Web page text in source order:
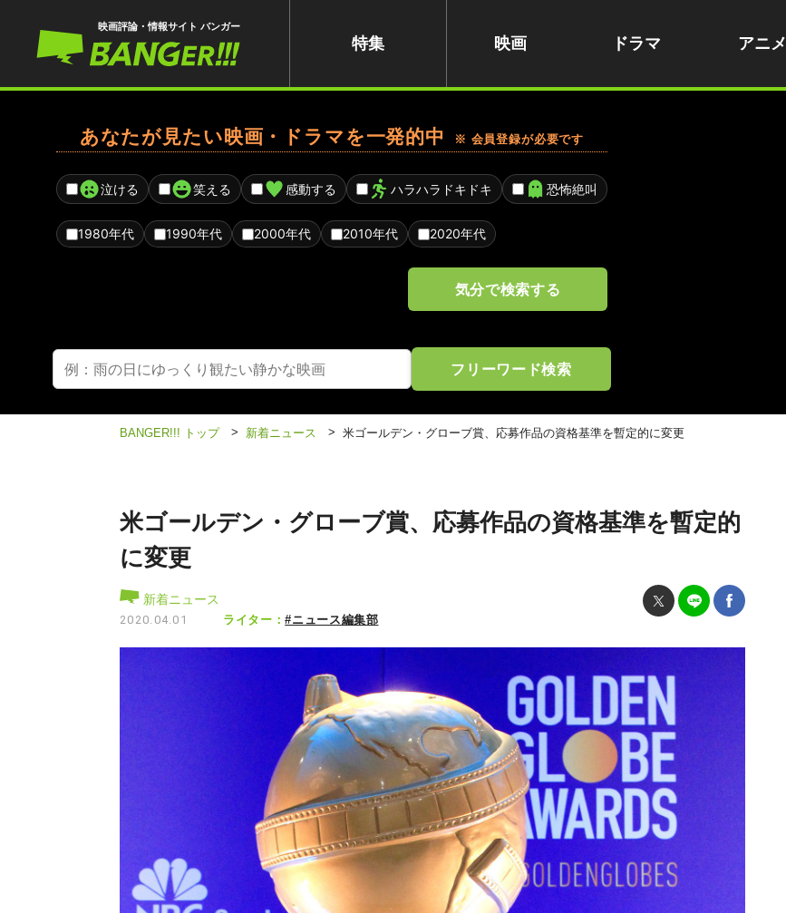
映画評論・情報サイト バンガー
特集 映画 ドラマ アニメ
あなたが見たい映画・ドラマを一発的中 ※ 会員登録が必要です
泣ける 笑える 感動する ハラハラドキドキ 恐怖絶叫
1980年代 1990年代 2000年代 2010年代 2020年代
気分で検索する
フリーワード検索
BANGER!!! トップ > 新着ニュース > 米ゴールデン・グローブ賞、応募作品の資格基準を暫定的に変更
米ゴールデン・グローブ賞、応募作品の資格基準を暫定的
に変更
新着ニュース
2020.04.01 ライター：#ニュース編集部